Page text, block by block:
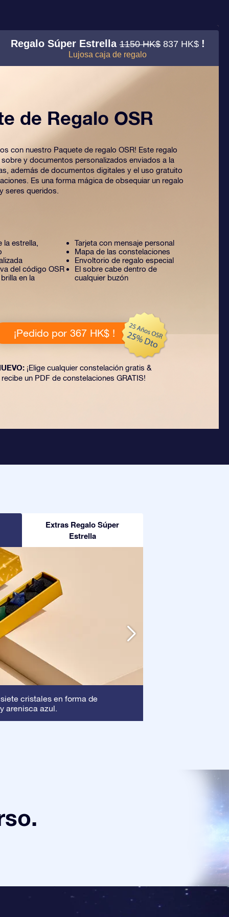
Regalo Súper Estrella1150 HK$ 837 HK$ !
Lujosa caja de regalo
de Regalo OSR
con nuestro Paquete de regalo OSR! Este regalo
y documentos personalizados enviados a la
además de documentos digitales y el uso gratuito
Es una forma mágica de obsequiar un regalo
seres queridos.
la estrella,
del código OSR
en la
Tarjeta con mensaje personal
Mapa de las constelaciones
Envoltorio de regalo especial
El sobre cabe dentro de
cualquier buzón
¡Pedido por 367 HK$ !
¡Elige cualquier constelación gratis &
recibe un PDF de constelaciones GRATIS!
Extras Regalo Súper
Estrella
cristales en forma de
arenisca azul.